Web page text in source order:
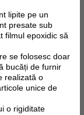
lipite pe un
presate sub
filmul epoxidic să
se folosesc doar
bucăți de furnir
realizată o
unice de
o rigiditate